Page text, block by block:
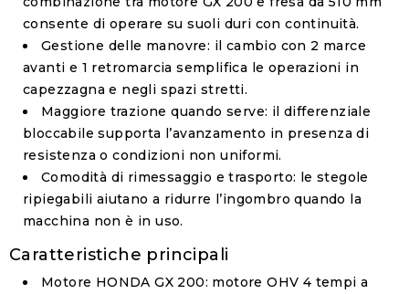
consente di operare su suoli duri con continuità.
Gestione delle manovre: il cambio con 2 marce
avanti e 1 retromarcia semplifica le operazioni in
capezzagna e negli spazi stretti.
Maggiore trazione quando serve: il differenziale
bloccabile supporta l’avanzamento in presenza di
resistenza o condizioni non uniformi.
Comodità di rimessaggio e trasporto: le stegole
ripiegabili aiutano a ridurre l’ingombro quando la
macchina non è in uso.
Caratteristiche principali
Motore HONDA GX 200: motore OHV 4 tempi a